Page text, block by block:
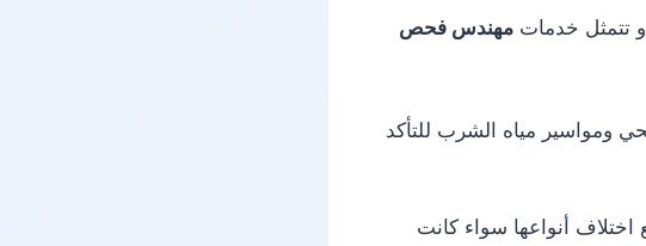
تتمثل خدمات مهندس فحص
ومواسير مياه الشرب للتأكد
اختلاف أنواعها سواء كانت